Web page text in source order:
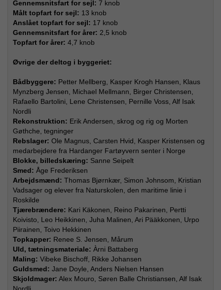
Gennemsnitsfart for sejl: 7 knob
Målt topfart for sejl: 13 knob
Anslået topfart for sejl: 17 knob
Gennemsnitsfart for årer: 2,5 knob
Topfart for årer: 4,7 knob
Øvrige der deltog i byggeriet:
Bådbyggere: Petter Mellberg, Kasper Krogh Hansen, Klaus
Mynzberg Jensen, Michael Mellmann, Birger Christensen,
Rafaello Bartolini, Lene Christensen, Pernille Voss, Alf Isak
Nordli
Rekonstruktion: Erik Andersen, skrog og rig og Morten
Gøthche, tegninger
Rebslager: Ole Magnus, Carsten Hvid, Kasper Kristensen og
medarbejdere fra Hardanger Fartøyvern senter i Norge
Blokke, billedskæring: Sanne Seipelt
Smed: Åge Frederiksen
Arbejdsmænd: Thomas Bjørnkær, Simon Johnsom, Kristian
Vadsager og elever fra Naturskolen, den maritime linie i
Roskilde
Tjærebrændere: Kari Käkonen, Reino Pakarinen, Pertti
Koivisto, Leo Heikkinen, Juha Malinen, Ari Pääkkonen, Urpo
Piirainen, Toivo Hekkinen
Topkapper: Renee S. Jensen, Mårum
Uld, tætningsmateriale: Àrni Battaberg
Maling: Vibeke Bischoff, Rikke Johansen
Guldsmed: Jane Doyle, Anders Nielsen Hansen
Skjoldmager: Alex Mouro, Søren Balle Christiansen, Alf Isak